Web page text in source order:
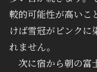
較的可能性が高いこ
けば雪冠がピンクに
れません。
次に宿から朝の富